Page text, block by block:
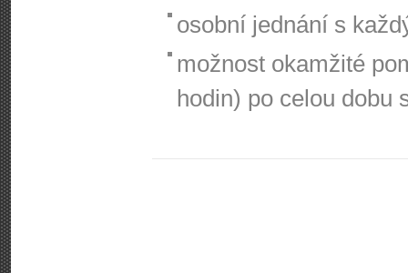
osobní jednání s
možnost okamžité
hodin) po celou dobu